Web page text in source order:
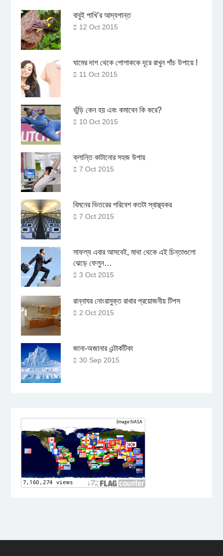
বাবুই পাখি’র আদ্যপান্ত
12 Oct 2015
ঘামের দাগ থেকে পোশাককে দূরে রাখুন পাঁচ উপায়ে !
11 Oct 2015
ভুঁড়ি কেন হয় এবং কমাবেন কি করে?
10 Oct 2015
ক্লান্তি কাটানোর সহজ উপায়
7 Oct 2015
বিমনের ভিতরের পরিবেশ কতটা স্বাস্থ্যকর
7 Oct 2015
সাফল্য এবার আসবেই, মাথা থেকে এই চিন্তাগুলো
ঝেড়ে ফেলুন…
3 Oct 2015
রান্নাঘর নোংরামুক্ত রাখার প্রয়োজনীয় টিপস
2 Oct 2015
জানা-অজানার এন্টার্কটিকা
30 Sep 2015